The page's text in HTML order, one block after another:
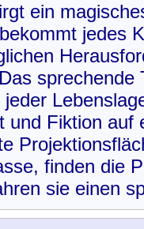
ein
jedes
und Fiktion
finden die
sie einen